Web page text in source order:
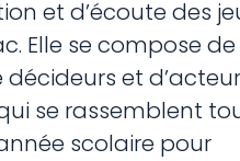
et d’écoute des
Elle se compose de
décideurs et
se rassemblent
scolaire pour